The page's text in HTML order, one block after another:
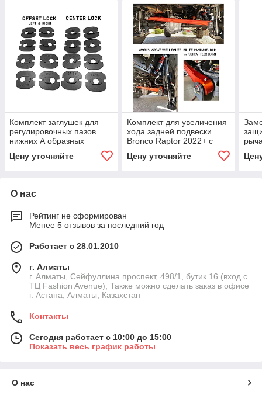
Комплект заглушек для
регулировочных пазов
нижних А образных
рычагов для Ford Bronco
2021+
Цену уточняйте
Комплект для увеличения
хода задней подвески
Bronco Raptor 2022+ с
креплением амортизатора
и буферным упором
Цену уточняйте
О нас
Рейтинг не сформирован
Менее 5 отзывов за последний год
Работает с 28.01.2010
г. Алматы
г. Алматы, Сейфуллина проспект, 498/1, бутик 16 (вход с
ТЦ Fashion Avenue), Также можно сделать заказ в офисе
г. Астана, Алматы, Казахстан
Контакты
Сегодня работает с 10:00 до 15:00
Показать весь график работы
О нас